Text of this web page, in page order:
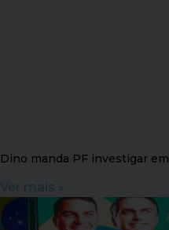
Dino manda PF investigar
Ver mais »